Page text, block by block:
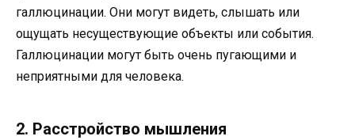
галлюцинации. Они могут видеть, слышать или
ощущать несуществующие объекты или события.
Галлюцинации могут быть очень пугающими и
неприятными для человека.
2. Расстройство мышления